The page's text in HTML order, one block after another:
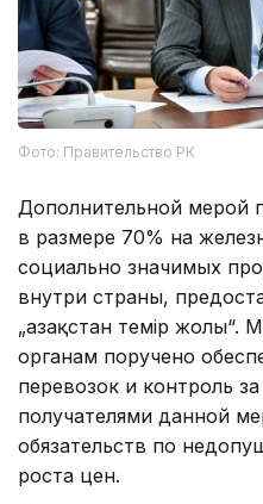
Фото: Правительство РК
Дополнительной мерой
в размере 70% на
социально значимых
внутри страны,
„Қазақстан темір
органам поручено
перевозок и контроль
получателями данной
обязательств по
роста цен.